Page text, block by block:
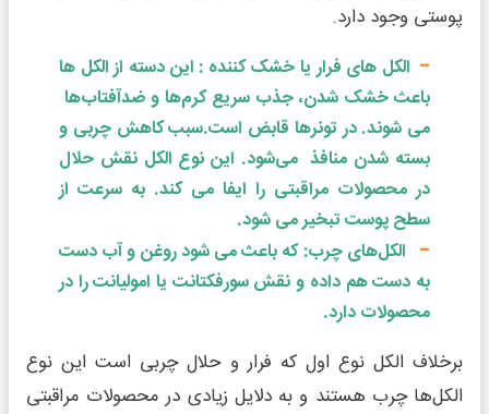
پوستی وجود دارد.
الکل های فرار یا خشک کننده : این دسته از الکل ها
باعث خشک شدن، جذب سریع کرم‌ها و ضدآفتاب‌ها
می شوند. در تونرها قابض است.سبب کاهش چربی و
بسته شدن منافذ می‌شود. این نوع الکل نقش حلال
در محصولات مراقبتی را ایفا می کند. به سرعت از
سطح پوست تبخیر می شود.
الکل‌های چرب: که باعث می شود روغن و آب دست
به دست هم داده و نقش سورفکتانت یا امولیانت را در
محصولات دارد.
برخلاف الکل نوع اول که فرار و حلال چربی است این نوع
الکل‌ها چرب هستند و به دلایل زیادی در محصولات مراقبتی